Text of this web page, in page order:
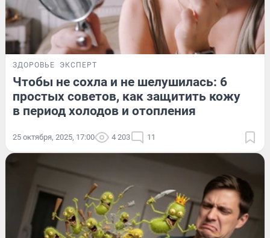
ЗДОРОВЬЕ ЭКСПЕРТ
Чтобы не сохла и не шелушилась: 6
простых советов, как защитить кожу
в период холодов и отопления
25 октября, 2025, 17:00 4 203 11